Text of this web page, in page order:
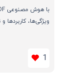
ویژگی‌ها، کاربردها
1